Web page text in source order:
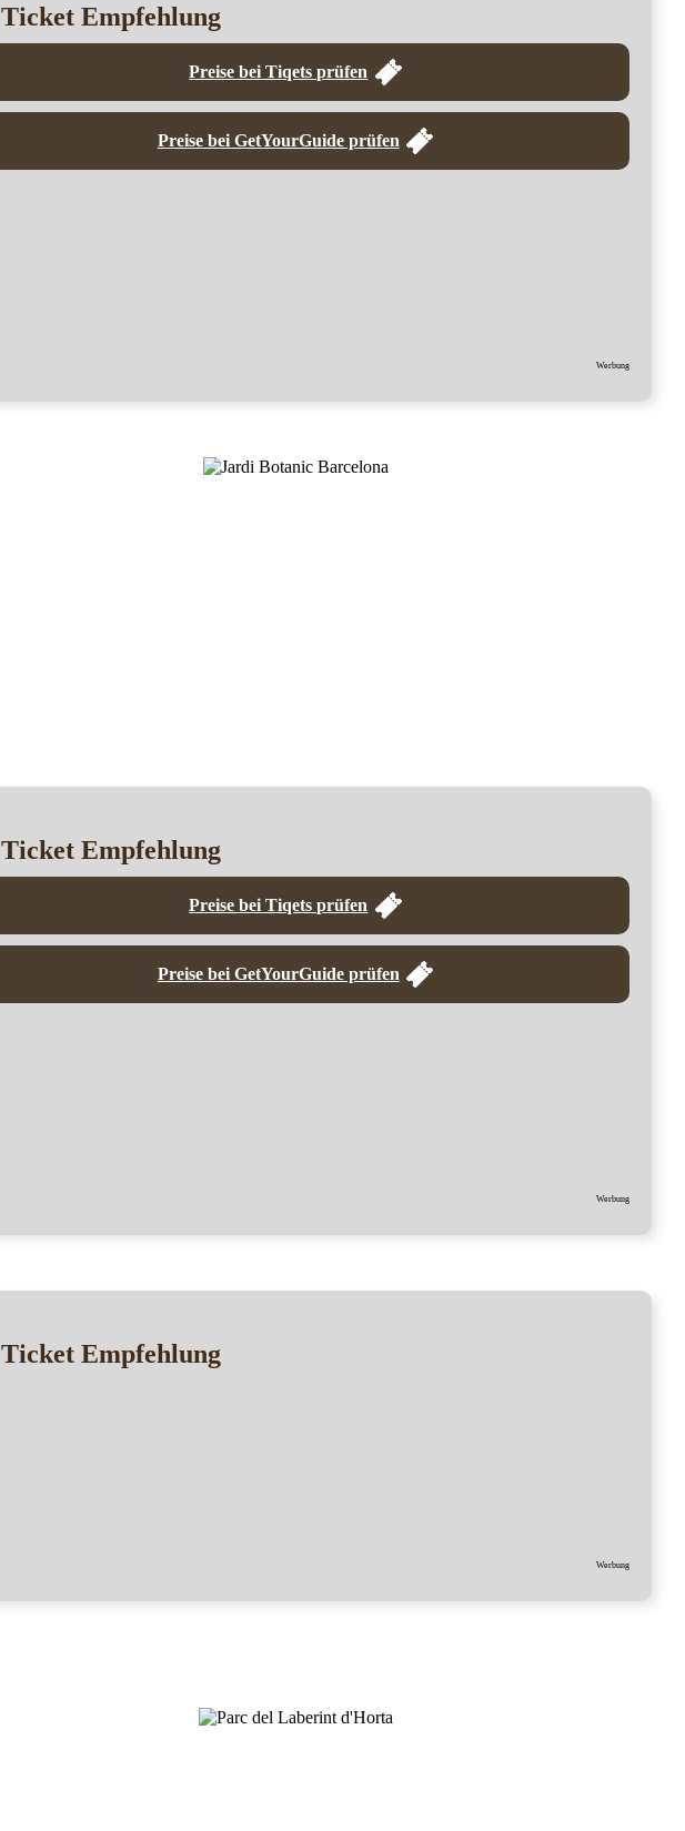
Ticket Empfehlung
Preise bei Tiqets prüfen
Preise bei GetYourGuide prüfen
Werbung
Ticket Empfehlung
Preise bei Tiqets prüfen
Preise bei GetYourGuide prüfen
Werbung
Ticket Empfehlung
Werbung